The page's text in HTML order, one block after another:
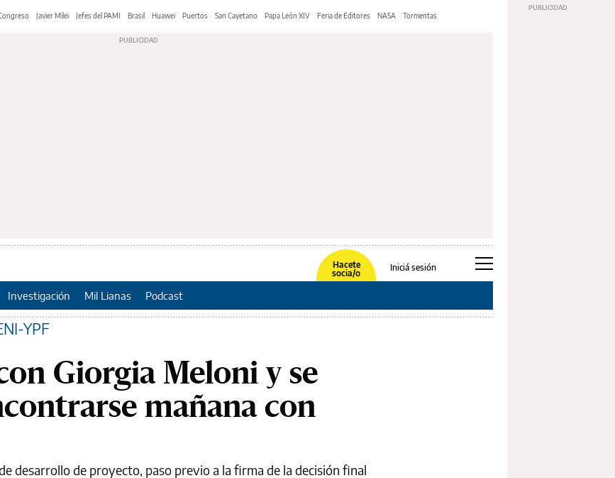
Javier Milei Jefes del PAMI Brasil Huawei Puertos San Cayetano Papa León XIV Feria de Editores NASA Tormentas
Hacete
socia/o
Iniciá sesión
Investigación Mil Lianas Podcast
YPF
Giorgia Meloni y se
mañana con
desarrollo de proyecto, paso previo a la firma de la decisión final